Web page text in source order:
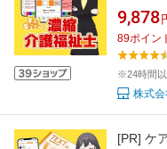
(KAB2)
独学 受
9,878
89ポイン
※24時間以
株式会
[PR] ケ